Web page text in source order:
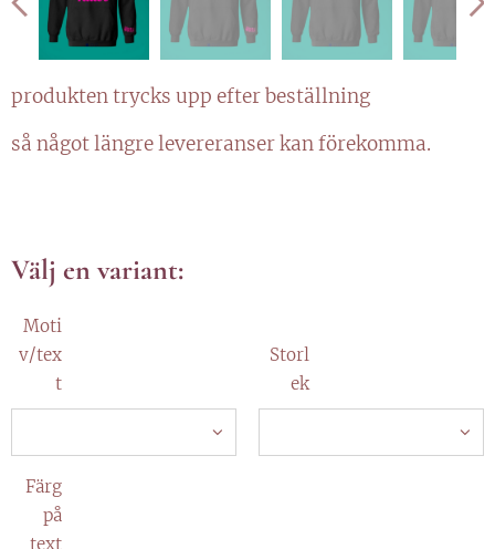
produkten trycks upp efter beställning
så något längre levereranser kan förekomma.
Välj en variant:
Moti
v/tex
t
Storl
ek
Färg
på
text